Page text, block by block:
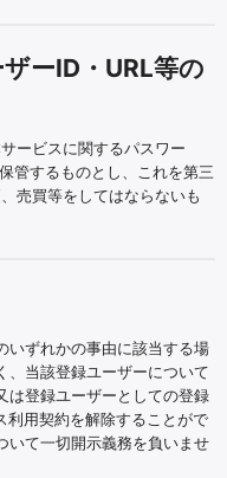
ーID・URL等の
ービスに関するパスワー
管するものとし、これを第三
売買等をしてはならないも
いずれかの事由に該当する場
、当該登録ユーザーについて
は登録ユーザーとしての登録
用契約を解除することがで
いて一切開示義務を負いませ